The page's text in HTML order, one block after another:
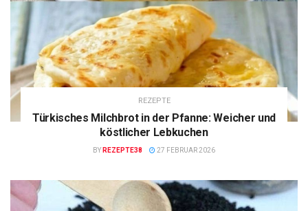
REZEPTE
Türkisches Milchbrot in der Pfanne: Weicher und
köstlicher Lebkuchen
BY REZEPTE38 27 FEBRUAR 2026